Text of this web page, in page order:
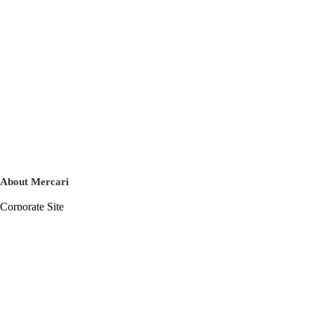
About Mercari
Corporate Site